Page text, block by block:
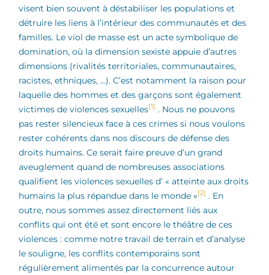
visent bien souvent à déstabiliser les populations et
détruire les liens à l’intérieur des communautés et des
familles. Le viol de masse est un acte symbolique de
domination, où la dimension sexiste appuie d’autres
dimensions (rivalités territoriales, communautaires,
racistes, ethniques, …). C’est notamment la raison pour
laquelle des hommes et des garçons sont également
victimes de violences sexuelles[1] . Nous ne pouvons
pas rester silencieux face à ces crimes si nous voulons
rester cohérents dans nos discours de défense des
droits humains. Ce serait faire preuve d’un grand
aveuglement quand de nombreuses associations
qualifient les violences sexuelles d’ « atteinte aux droits
humains la plus répandue dans le monde » [2] . En
outre, nous sommes assez directement liés aux
conflits qui ont été et sont encore le théâtre de ces
violences : comme notre travail de terrain et d’analyse
le souligne, les conflits contemporains sont
régulièrement alimentés par la concurrence autour